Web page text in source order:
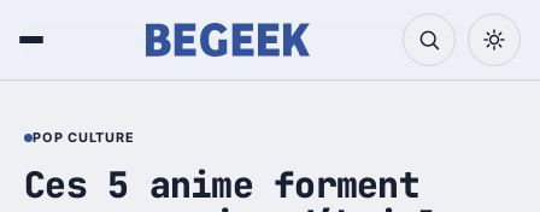
POP CULTURE
Ces 5 anime forment